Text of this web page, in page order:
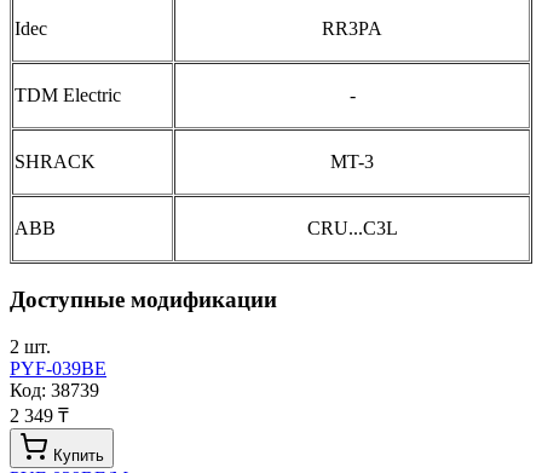
Idec RR3PA
TDM Electric -
SHRACK MT-3
ABB CRU...C3L
Доступные модификации
2 шт.
PYF-039BE
Код: 38739
2 349 ₸
Купить